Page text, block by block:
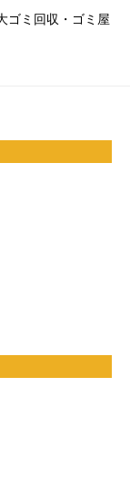
ゴミ回収・ゴミ屋